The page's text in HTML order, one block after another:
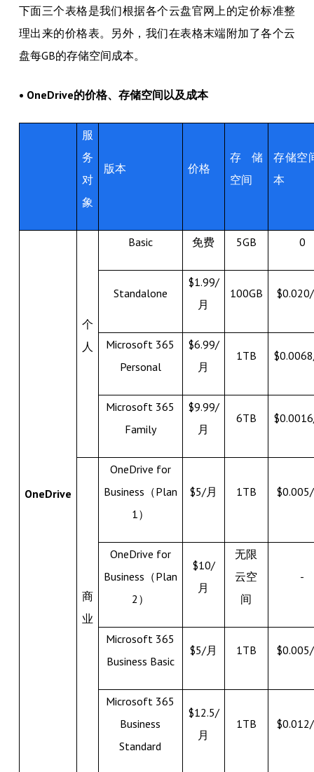
下面三个表格是我们根据各个云盘官网上的定价标准整
理出来的价格表。另外，我们在表格末端附加了各个云
盘每GB的存储空间成本。
• OneDrive的价格、存储空间以及成本
服
务
对
象
版本 价格
存储
空间
存储空
本
OneDrive
个
人
Basic 免费 5GB 0
Standalone
$1.99/
月
100GB
Microsoft 365
Personal
$6.99/
月
1TB
Microsoft 365
Family
$9.99/
月
6TB
商
业
OneDrive for
Business（Plan
1）
$5/月 1TB
OneDrive for
Business（Plan
2）
$10/
月
无限
云空
间
-
Microsoft 365
Business Basic
$5/月 1TB
Microsoft 365
Business
Standard
$12.5/
月
1TB